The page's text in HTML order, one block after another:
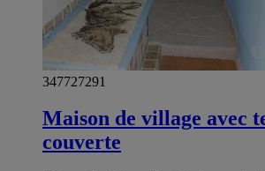
347727291
Maison de village avec
couverte